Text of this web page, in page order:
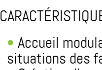
Accueil
situations des